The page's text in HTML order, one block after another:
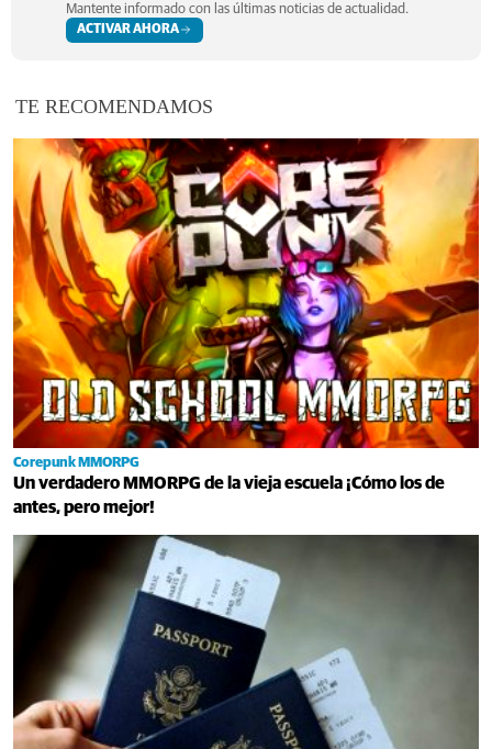
Mantente informado con las últimas noticias de actualidad.
ACTIVAR AHORA
TE RECOMENDAMOS
Corepunk MMORPG
Un verdadero MMORPG de la vieja escuela ¡Cómo los de
antes, pero mejor!